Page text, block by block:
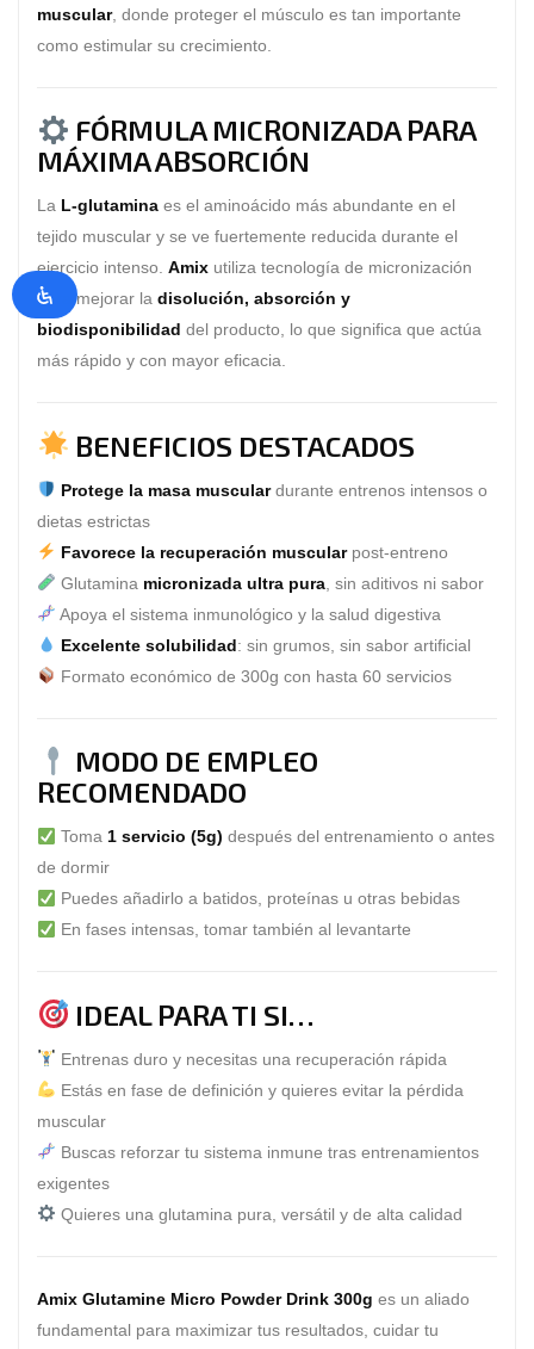
muscular, donde proteger el músculo es tan importante
como estimular su crecimiento.
FÓRMULA MICRONIZADA PARA
MÁXIMA ABSORCIÓN
La L-glutamina es el aminoácido más abundante en el
tejido muscular y se ve fuertemente reducida durante el
ejercicio intenso. Amix utiliza tecnología de micronización
para mejorar la disolución, absorción y
biodisponibilidad del producto, lo que significa que actúa
más rápido y con mayor eficacia.
BENEFICIOS DESTACADOS
Protege la masa musculardurante entrenos intensos o
dietas estrictas
Favorece la recuperación muscularpost-entreno
Glutamina micronizada ultra pura, sin aditivos ni sabor
Apoya el sistema inmunológico y la salud digestiva
Excelente solubilidad: sin grumos, sin sabor artificial
Formato económico de 300g con hasta 60 servicios
MODO DE EMPLEO
RECOMENDADO
Toma 1 servicio (5g) después del entrenamiento o antes
de dormir
Puedes añadirlo a batidos, proteínas u otras bebidas
En fases intensas, tomar también al levantarte
IDEAL PARA TI SI…
Entrenas duro y necesitas una recuperación rápida
Estás en fase de definición y quieres evitar la pérdida
muscular
Buscas reforzar tu sistema inmune tras entrenamientos
exigentes
Quieres una glutamina pura, versátil y de alta calidad
Amix Glutamine Micro Powder Drink 300g es un aliado
fundamental para maximizar tus resultados, cuidar tu